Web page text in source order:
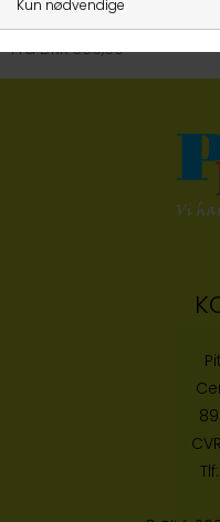
Jagt Fleece Grå
Fra DKK 369,00
CVR
Tlf: